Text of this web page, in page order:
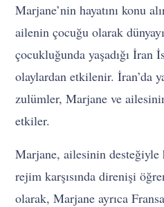
Marjane’nin hayatını konu
ailenin çocuğu olarak
çocukluğunda yaşadığı
olaylardan etkilenir. İran’da
zulümler, Marjane ve
etkiler.
Marjane, ailesinin desteğiyle
rejim karşısında direnişi
olarak, Marjane ayrıca